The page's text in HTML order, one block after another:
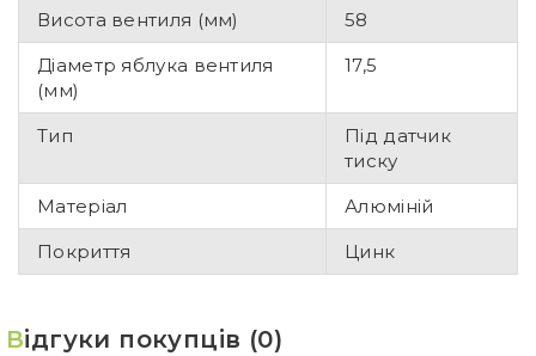
Висота вентиля (мм)
58
Діаметр яблука вентиля
(мм)
17,5
Тип
Під датчик
тиску
Матеріал
Алюміній
Покриття
Цинк
Відгуки покупців (0)